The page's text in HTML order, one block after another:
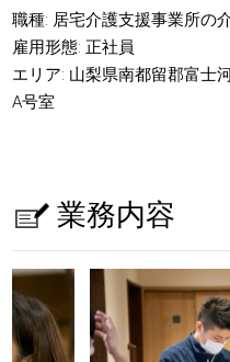
職種: 居宅介護支援事業所の
雇用形態: 正社員
エリア: 山梨県南都留郡富士
A号室
業務内容